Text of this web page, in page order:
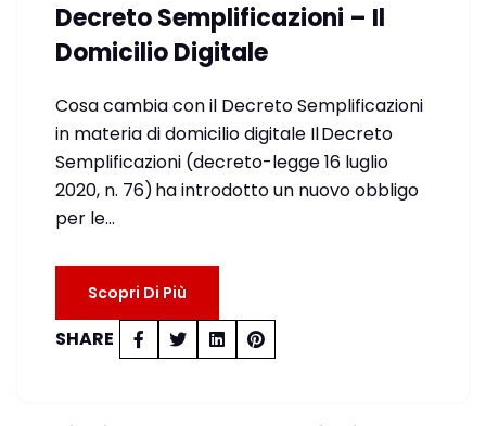
Decreto Semplificazioni – Il
Domicilio Digitale
Cosa cambia con il Decreto Semplificazioni
in materia di domicilio digitale Il Decreto
Semplificazioni (decreto-legge 16 luglio
2020, n. 76) ha introdotto un nuovo obbligo
per le…
Scopri Di Più
SHARE